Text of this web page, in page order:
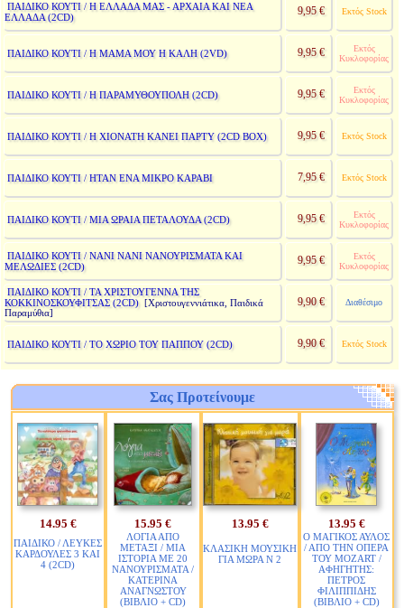
ΠΑΙΔΙΚΟ ΚΟΥΤΙ / Η ΕΛΛΑΔΑ ΜΑΣ - ΑΡΧΑΙΑ ΚΑΙ ΝΕΑ
ΕΛΛΑΔΑ (2CD)
9,95 € Εκτός Stock
ΠΑΙΔΙΚΟ ΚΟΥΤΙ / Η ΜΑΜΑ ΜΟΥ Η ΚΑΛΗ (2VD) 9,95 €
Εκτός
Κυκλοφορίας
ΠΑΙΔΙΚΟ ΚΟΥΤΙ / Η ΠΑΡΑΜΥΘΟΥΠΟΛΗ (2CD) 9,95 €
Εκτός
Κυκλοφορίας
ΠΑΙΔΙΚΟ ΚΟΥΤΙ / Η ΧΙΟΝΑΤΗ ΚΑΝΕΙ ΠΑΡΤΥ (2CD BOX) 9,95 € Εκτός Stock
ΠΑΙΔΙΚΟ ΚΟΥΤΙ / ΗΤΑΝ ΕΝΑ ΜΙΚΡΟ ΚΑΡΑΒΙ 7,95 € Εκτός Stock
ΠΑΙΔΙΚΟ ΚΟΥΤΙ / ΜΙΑ ΩΡΑΙΑ ΠΕΤΑΛΟΥΔΑ (2CD) 9,95 €
Εκτός
Κυκλοφορίας
ΠΑΙΔΙΚΟ ΚΟΥΤΙ / ΝΑΝΙ ΝΑΝΙ ΝΑΝΟΥΡΙΣΜΑΤΑ ΚΑΙ
ΜΕΛΩΔΙΕΣ (2CD)
9,95 €
Εκτός
Κυκλοφορίας
ΠΑΙΔΙΚΟ ΚΟΥΤΙ / ΤΑ ΧΡΙΣΤΟΥΓΕΝΝΑ ΤΗΣ
ΚΟΚΚΙΝΟΣΚΟΥΦΙΤΣΑΣ (2CD)[Χριστουγεννιάτικα, Παιδικά
Παραμύθια]
9,90 € Διαθέσιμο
ΠΑΙΔΙΚΟ ΚΟΥΤΙ / ΤΟ ΧΩΡΙΟ ΤΟΥ ΠΑΠΠΟΥ (2CD) 9,90 € Εκτός Stock
Σας Προτείνουμε
14.95 €
ΠΑΙΔΙΚΟ / ΛΕΥΚΕΣ
ΚΑΡΔΟΥΛΕΣ 3 ΚΑΙ
4 (2CD)
15.95 €
ΛΟΓΙΑ ΑΠΟ
ΜΕΤΑΞΙ / ΜΙΑ
ΙΣΤΟΡΙΑ ΜΕ 20
ΝΑΝΟΥΡΙΣΜΑΤΑ /
ΚΑΤΕΡΙΝΑ
ΑΝΑΓΝΩΣΤΟΥ
(ΒΙΒΛΙΟ + CD)
13.95 €
ΚΛΑΣΙΚΗ ΜΟΥΣΙΚΗ
ΓΙΑ ΜΩΡΑ Ν 2
13.95 €
Ο ΜΑΓΙΚΟΣ ΑΥΛΟΣ
/ ΑΠΟ ΤΗΝ ΟΠΕΡΑ
ΤΟΥ MOZART /
ΑΦΗΓΗΤΗΣ:
ΠΕΤΡΟΣ
ΦΙΛΙΠΠΙΔΗΣ
(ΒΙΒΛΙΟ + CD)